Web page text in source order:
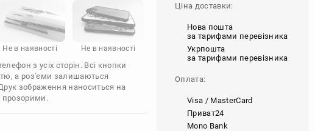
Не в наявності Не в наявності
з усіх сторін. Всі кнопки
а роз'єми залишаються
зображення наноситься на
прозорими.
Ціна доставки:
Нова пошта
за тарифами перевізника
Укрпошта
за тарифами перевізника
Оплата:
Visa / MasterCard
Приват24
Mono Bank